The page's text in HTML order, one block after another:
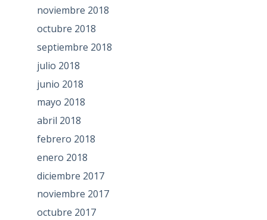
noviembre 2018
octubre 2018
septiembre 2018
julio 2018
junio 2018
mayo 2018
abril 2018
febrero 2018
enero 2018
diciembre 2017
noviembre 2017
octubre 2017